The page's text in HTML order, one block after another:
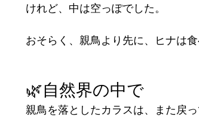
けれど、中は空っぽでした。
おそらく、親鳥より先に、ヒナは
🌿自然界の中で
親鳥を落としたカラスは、また戻っ